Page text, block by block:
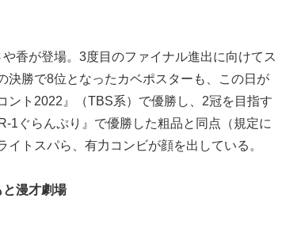
香が登場。3度目のファイナル進出に向けてス
決勝で8位となったカベポスターも、この日が
ント2022』（TBS系）で優勝し、2冠を目指す
1ぐらんぷり』で優勝した粗品と同点（規定に
トスパら、有力コンビが顔を出している。
漫才劇場